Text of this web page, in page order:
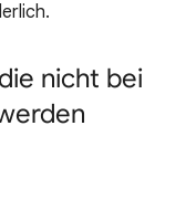
nicht bei